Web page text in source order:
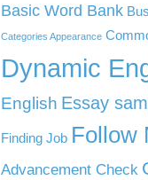
Basic Word Bank
Categories Appearance
Dynamic
English Essay
Finding Job Follow
Advancement Check